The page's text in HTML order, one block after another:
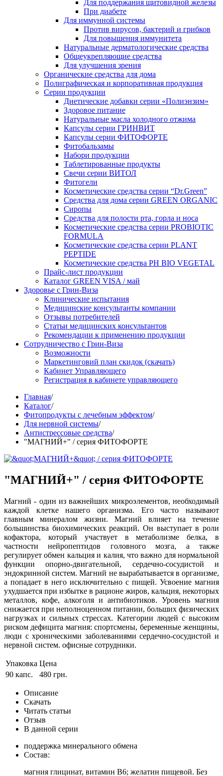
Для поддержания щитовидной железы
При диабете
Для иммунной системы
Против вирусов, бактерий и грибков
Для повышения иммунитета
Натуральные дерматологические средства
Общеукрепляющие средства
Для улучшения зрения
Органические средства для дома
Полиграфическая и корпоративная продукция
Серии продукции
Диетические добавки серии «Полиэнзим»
Здоровое питание
Натуральные масла холодного отжима
Капсулы серии ГРИНВИТ
Капсулы серии ФИТОФОРТЕ
Фитобальзамы
Набори продукции
Таблетированные продукты
Свечи серии ВИТОЛ
Фитогели
Косметические средства серии “Dr.Green”
Средства для дома серии GREEN ORGANIC
Сиропы
Средства для полости рта, горла и носа
Косметические средства серии PROBIOTIC
FORMULA
Косметические средства серии PLANT
PEPTIDE
Косметические средства PH BIO VEGETAL
Прайс-лист продукции
Каталог GREEN VISA / май
Здоровье с Грин-Виза
Клинические испытания
Медицинские консультанты компании
Отзывы потребителей
Статьи медицинских консультантов
Рекомендации к применению продукции
Сотрудничество с Грин-Виза
Возможности
Маркетинговий план скидок (скачать)
Кабинет Управляющего
Регистрация в кабинете управляющего
Главная/
Каталог/
Фитопродукты с лечебным эффектом/
Для нервной системы/
Антистрессовые средства/
"МАГНИЙ+" / серия ФИТОФОРТЕ
"МАГНИЙ+" / серия ФИТОФОРТЕ
Магний - один из важнейших микроэлементов, необходимый
каждой клетке нашего организма. Его часто называют
главным минералом жизни. Магний влияет на течение
большинства биохимических реакций. Он выступает в роли
кофактора, который участвует в метаболизме белка, в
частности нейропептидов головного мозга, а также
регулирует обмен кальция и калия, что важно для нормальной
функции опорно-двигательной, сердечно-сосудистой и
эндокринной систем. Магний не вырабатывается в организме,
а попадает в него исключительно с пищей. Усвоение магния
ухудшается при избытке в рационе жиров, кальция, некоторых
металлов, кофе, алкоголя и антибиотиков. Уровень магния
снижается при неполноценном питании, больших физических
нагрузках и сильных стрессах. Категории людей с высоким
риском дефицита магния: спортсмены, беременные женщины,
люди с хроническими заболеваниями сердечно-сосудистой и
нервной систем. офисные сотрудники.
Упаковка Цена
90 капс.
480 грн.
Описание
Скачать
Читать статьи
Отзыв
В данной серии
поддержка минерального обмена
Состав:
магния глицинат, витамин В6; желатин пищевой. Без